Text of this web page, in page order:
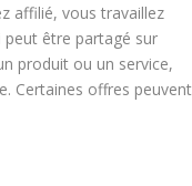
affilié, vous travaillez
peut être partagé sur
produit ou un service,
Certaines offres peuvent